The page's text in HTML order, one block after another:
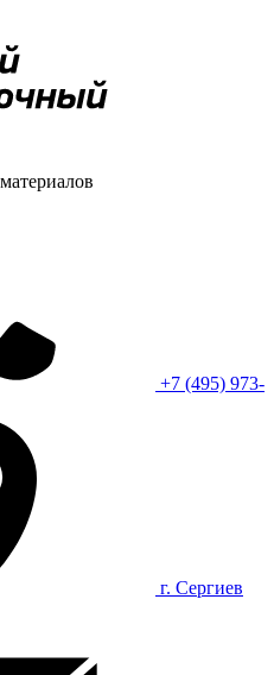
+7 (495) 973-
г. Сергиев